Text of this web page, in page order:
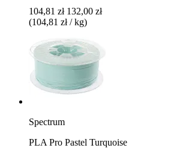
104,81 zł 132,00 zł
(104,81 zł / kg)
Spectrum
PLA Pro Pastel Turquoise